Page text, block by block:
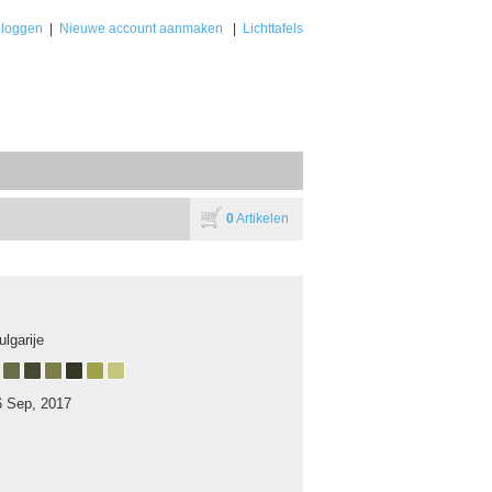
Nieuwe account aanmaken Lichttafels
0Artikelen
Sep, 2017